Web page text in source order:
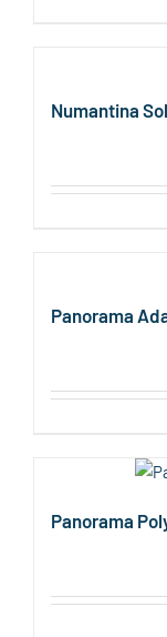
Numantina
Panorama
Panorama